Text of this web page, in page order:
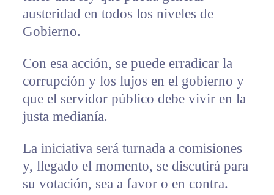
austeridad en todos los niveles de
Gobierno.
Con esa acción, se puede erradicar la
corrupción y los lujos en el gobierno y
que el servidor público debe vivir en la
justa medianía.
La iniciativa será turnada a comisiones
y, llegado el momento, se discutirá para
su votación, sea a favor o en contra.